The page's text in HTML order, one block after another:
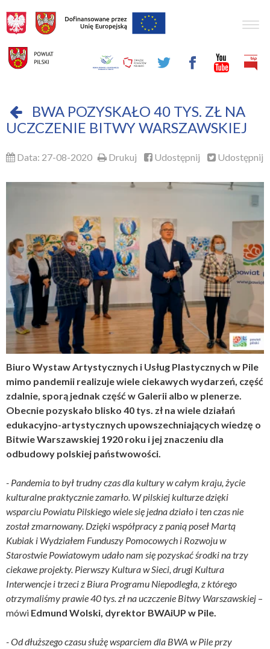
BWA POZYSKAŁO 40 TYS. ZŁ NA
UCZCZENIE BITWY WARSZAWSKIEJ
Data: 27-08-2020 Drukuj Udostępnij Udostępnij
Biuro Wystaw Artystycznych i Usług Plastycznych w Pile
mimo pandemii realizuje wiele ciekawych wydarzeń, część
zdalnie, sporą jednak część w Galerii albo w plenerze.
Obecnie pozyskało blisko 40 tys. zł na wiele działań
edukacyjno-artystycznych upowszechniających wiedzę o
Bitwie Warszawskiej 1920 roku i jej znaczeniu dla
odbudowy polskiej państwowości.
- Pandemia to był trudny czas dla kultury w całym kraju, życie
kulturalne praktycznie zamarło. W pilskiej kulturze dzięki
wsparciu Powiatu Pilskiego wiele się jedna działo i ten czas nie
został zmarnowany. Dzięki współpracy z panią poseł Martą
Kubiak i Wydziałem Funduszy Pomocowych i Rozwoju w
Starostwie Powiatowym udało nam się pozyskać środki na trzy
ciekawe projekty. Pierwszy Kultura w Sieci, drugi Kultura
Interwencje i trzeci z Biura Programu Niepodległa, z którego
otrzymaliśmy prawie 40 tys. zł na uczczenie Bitwy Warszawskiej –
mówi Edmund Wolski, dyrektor BWAiUP w Pile.
- Od dłuższego czasu służę wsparciem dla BWA w Pile przy